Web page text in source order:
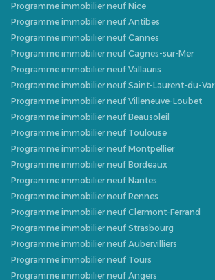
Programme immobilier neuf Nice
Programme immobilier neuf Antibes
Programme immobilier neuf Cannes
Programme immobilier neuf Cagnes-sur-Mer
Programme immobilier neuf Vallauris
Programme immobilier neuf Saint-Laurent-du-Var
Programme immobilier neuf Villeneuve-Loubet
Programme immobilier neuf Beausoleil
Programme immobilier neuf Toulouse
Programme immobilier neuf Montpellier
Programme immobilier neuf Bordeaux
Programme immobilier neuf Nantes
Programme immobilier neuf Rennes
Programme immobilier neuf Clermont-Ferrand
Programme immobilier neuf Strasbourg
Programme immobilier neuf Aubervilliers
Programme immobilier neuf Tours
Programme immobilier neuf Angers